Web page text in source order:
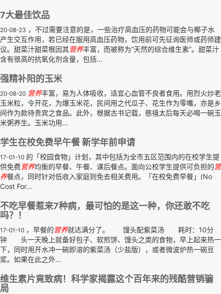
7大最佳饮品
20-08-23 ，不过需要注意的是，一些治疗高血压的药物可能会与椰子水
产生交互作用，若已经在服用高血压药物，饮用前可先征询医师或药师建
议。甜菜汁甜菜根因其营养丰富，而被称为“天然的综合维生素”。甜菜汁
含有很高的抗氧化剂含量，包括...
强精补阳的玉米
20-08-20 营养丰富，易为人体吸收，适宜心血管不良者食用。用烈火炒老
玉米粒，令开花，为爆玉米花，民间用之代瓜子、花生作为零嘴，亦是乡
间作为款待贵宾之食品。此外，根据古书记载，慈禧太后每天必喝一碗玉
米粥养生。玉米功用...
学生在校免费早午餐 新学年前申请
17-01-10 的「校园食物」计划，其中包括为全市五区范围内的在校学生提
供免费营养均衡的早餐、午餐、课后餐点。面向公校学生提供可负担的营
养餐点，同时针对低收入家庭则免去相关费用。「在校免费早餐」(No
Cost For...
不吃早餐惹来7种病，最可怕的是这一种，你还敢不吃
吗？！
17-01-10 ，早餐的营养就达满分了。 馒头配紫菜汤 耗时：10分
钟 头一天晚上就备好包子、软煎饼、馒头之类的食物，早上起来热一
下，同时用开水冲一碗即溶的紫菜汤（少盐版），或者微波炉热一碗豆
浆。如果在此之外...
维生素片竟致病！科学家揭露这个百年来的残酷营销骗
局